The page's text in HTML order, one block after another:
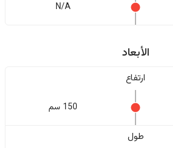
N/A
الأبعاد
ارتفاع
150 سم
طول